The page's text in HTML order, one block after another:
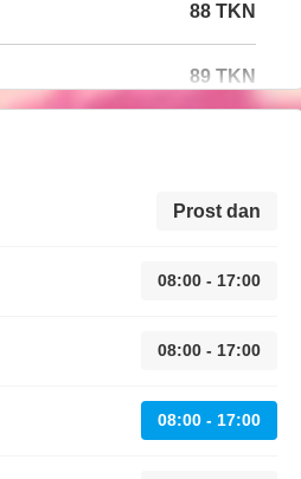
88 TKN
89 TKN
Prost dan
08:00 - 17:00
08:00 - 17:00
08:00 - 17:00